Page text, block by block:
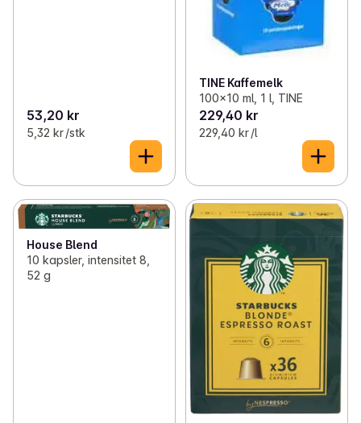
53,20 kr
5,32 kr /stk
TINE Kaffemelk
100x10 ml, 1 l, TINE
229,40 kr
229,40 kr /l
House Blend
10 kapsler, intensitet 8,
52 g